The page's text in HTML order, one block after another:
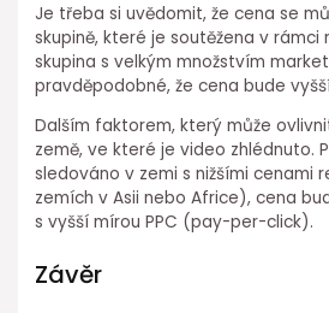
Je třeba si uvědomit, že cena se
skupině, které je soutěžena v rámci
skupina s velkým množstvím
pravděpodobné, že cena bude
Dalším faktorem, který může
země, ve které je video zhlédnuto.
sledováno v zemi s nižšími cenami
zemích v Asii nebo Africe), cena
s vyšší mírou PPC (pay-per-click).
Závěr